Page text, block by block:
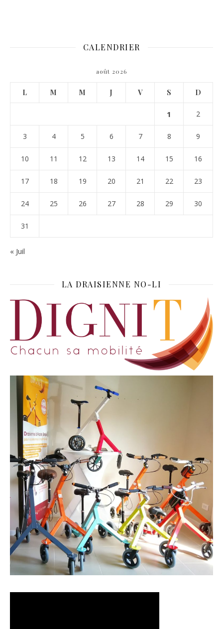
CALENDRIER
août 2026
L M M J V S D
1 2
3 4 5 6 7 8 9
10 11 12 13 14 15 16
17 18 19 20 21 22 23
24 25 26 27 28 29 30
31
« Juil
LA DRAISIENNE NO-LI